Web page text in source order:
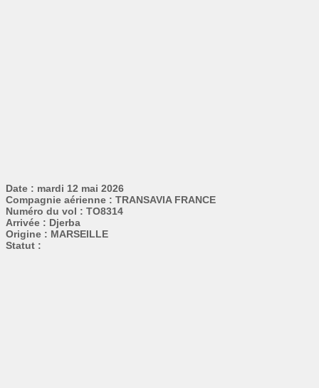
Date : mardi 12 mai 2026
Compagnie aérienne : TRANSAVIA FRANCE
Numéro du vol : TO8314
Arrivée : Djerba
Origine : MARSEILLE
Statut :